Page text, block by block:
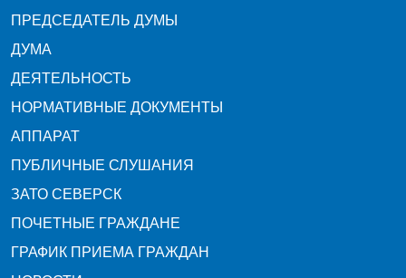
ПРЕДСЕДАТЕЛЬ ДУМЫ
ДУМА
ДЕЯТЕЛЬНОСТЬ
НОРМАТИВНЫЕ ДОКУМЕНТЫ
АППАРАТ
ПУБЛИЧНЫЕ СЛУШАНИЯ
ЗАТО СЕВЕРСК
ПОЧЕТНЫЕ ГРАЖДАНЕ
ГРАФИК ПРИЕМА ГРАЖДАН